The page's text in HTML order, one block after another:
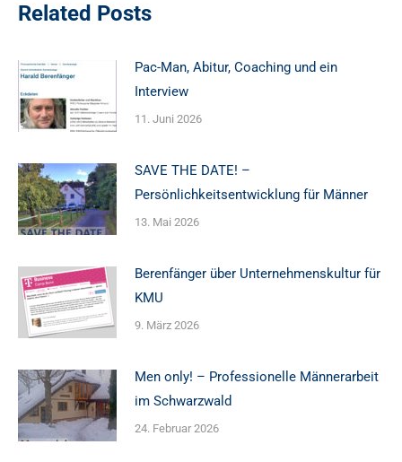
Related Posts
Pac-Man, Abitur, Coaching und ein
Interview
11. Juni 2026
SAVE THE DATE! –
Persönlichkeitsentwicklung für Männer
13. Mai 2026
Berenfänger über Unternehmenskultur für
KMU
9. März 2026
Men only! – Professionelle Männerarbeit
im Schwarzwald
24. Februar 2026